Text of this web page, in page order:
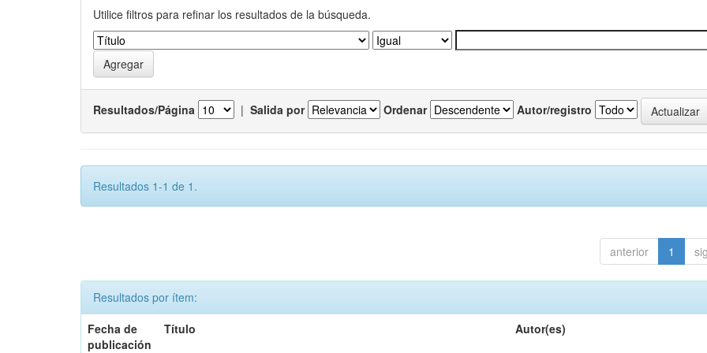
Utilice filtros para refinar los resultados de la búsqueda.
Resultados/Página | Salida por Ordenar Autor/registro
Resultados 1-1 de 1.
anterior 1
Resultados por ítem:
Fecha de
publicación
Título Autor(es)